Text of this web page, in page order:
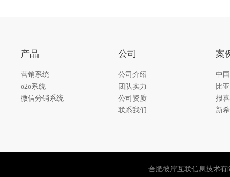
产品
营销系统
o2o系统
微信分销系统
公司
公司介绍
团队实力
公司资质
联系我们
案
中
比
报
新
合肥彼岸互联信息技术有